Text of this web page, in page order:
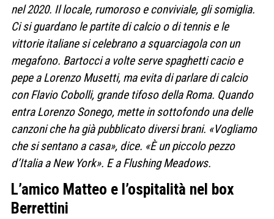
nel 2020. Il locale, rumoroso e conviviale, gli somiglia.
Ci si guardano le partite di calcio o di tennis e le
vittorie italiane si celebrano a squarciagola con un
megafono. Bartocci a volte serve spaghetti cacio e
pepe a Lorenzo Musetti, ma evita di parlare di calcio
con Flavio Cobolli, grande tifoso della Roma. Quando
entra Lorenzo Sonego, mette in sottofondo una delle
canzoni che ha già pubblicato diversi brani. «Vogliamo
che si sentano a casa», dice. «È un piccolo pezzo
d’Italia a New York». E a Flushing Meadows.
L’amico Matteo e l’ospitalità nel box
Berrettini